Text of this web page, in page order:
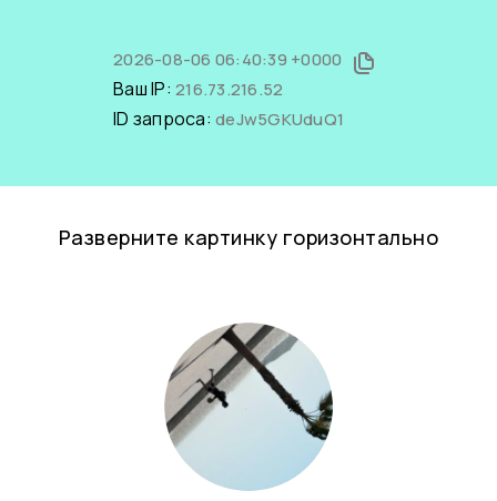
2026-08-06 06:40:39 +0000
Ваш IP: 216.73.216.52
ID запроса: deJw5GKUduQ1
Разверните картинку горизонтально